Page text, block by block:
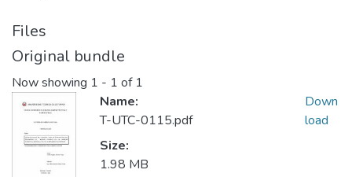
Files
Original bundle
Now showing 1 - 1 of 1
Name:
T-UTC-0115.pdf
Size:
1.98 MB
Down
load